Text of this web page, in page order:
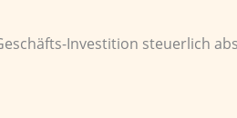
Investition steuerlich